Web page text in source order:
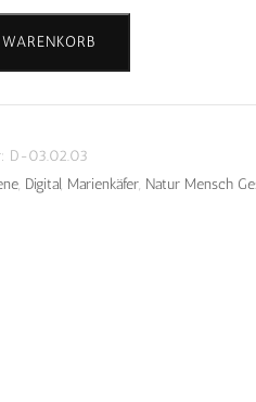
D-03.02.03
, Digital, Marienkäfer, Natur Mensch